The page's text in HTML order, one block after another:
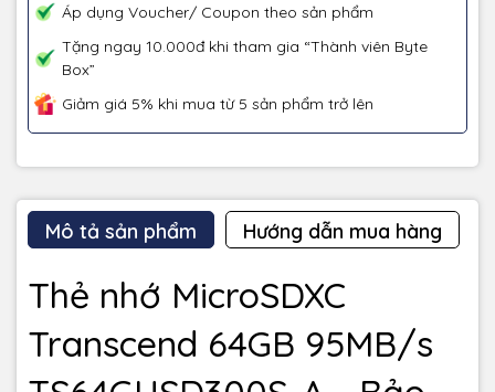
Áp dụng Voucher/ Coupon theo sản phẩm
Tặng ngay 10.000đ khi tham gia “Thành viên Byte
Box”
Giảm giá 5% khi mua từ 5 sản phẩm trở lên
Mô tả sản phẩm Hướng dẫn mua hàng
Thẻ nhớ MicroSDXC
Transcend 64GB 95MB/s